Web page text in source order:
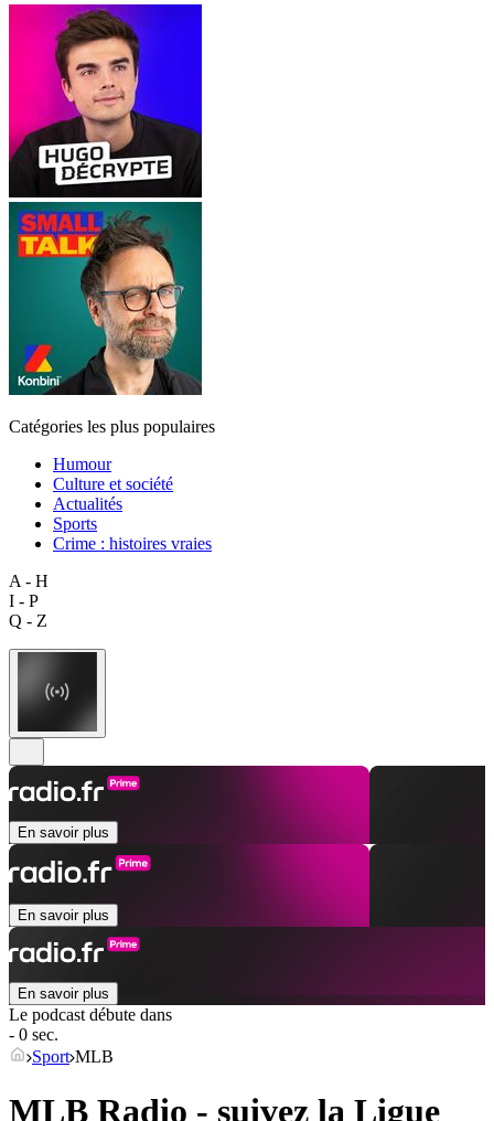
Catégories les plus populaires
Humour
Culture et société
Actualités
Sports
Crime : histoires vraies
A - H
I - P
Q - Z
En savoir plus
En savoir plus
En savoir plus
Le podcast débute dans
- 0 sec.
Sport MLB
MLB Radio - suivez la Ligue